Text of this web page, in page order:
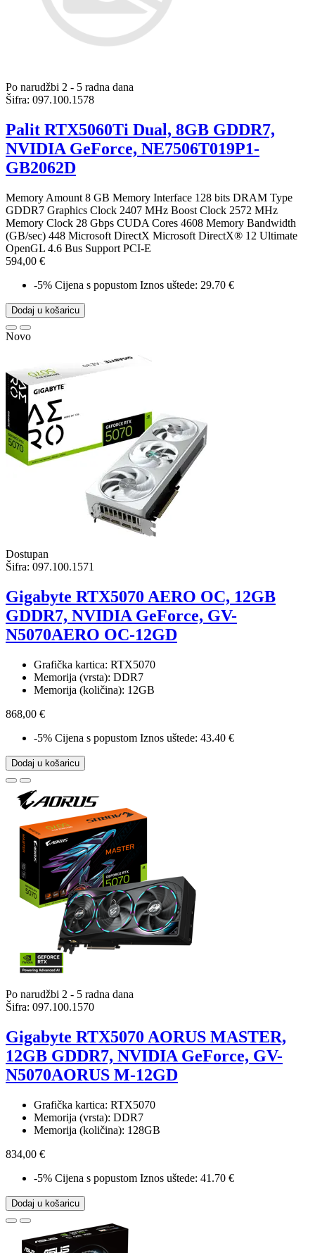
Po narudžbi 2 - 5 radna dana
Šifra: 097.100.1578
Palit RTX5060Ti Dual, 8GB GDDR7,
NVIDIA GeForce, NE7506T019P1-
GB2062D
Memory Amount 8 GB Memory Interface 128 bits DRAM Type
GDDR7 Graphics Clock 2407 MHz Boost Clock 2572 MHz
Memory Clock 28 Gbps CUDA Cores 4608 Memory Bandwidth
(GB/sec) 448 Microsoft DirectX Microsoft DirectX® 12 Ultimate
OpenGL 4.6 Bus Support PCI-E
594,00 €
-5% Cijena s popustom Iznos uštede: 29.70 €
Dodaj u košaricu
Novo
Dostupan
Šifra: 097.100.1571
Gigabyte RTX5070 AERO OC, 12GB
GDDR7, NVIDIA GeForce, GV-
N5070AERO OC-12GD
Grafička kartica: RTX5070
Memorija (vrsta): DDR7
Memorija (količina): 12GB
868,00 €
-5% Cijena s popustom Iznos uštede: 43.40 €
Dodaj u košaricu
Po narudžbi 2 - 5 radna dana
Šifra: 097.100.1570
Gigabyte RTX5070 AORUS MASTER,
12GB GDDR7, NVIDIA GeForce, GV-
N5070AORUS M-12GD
Grafička kartica: RTX5070
Memorija (vrsta): DDR7
Memorija (količina): 128GB
834,00 €
-5% Cijena s popustom Iznos uštede: 41.70 €
Dodaj u košaricu